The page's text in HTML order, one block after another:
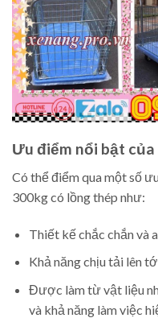
Ưu điểm nổi bật của
Có thể điểm qua một số
300kg có lồng thép như:
Thiết kế chắc chắn và
Khả năng chịu tải lên
Được làm từ vật liệu
và khả năng làm việc